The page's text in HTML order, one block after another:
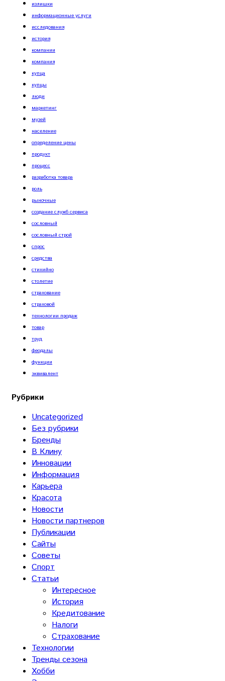
излишки
информационные услуги
исследования
история
компании
компания
купца
купцы
люди
маркетинг
музей
население
определение цены
продукт
процесс
разработка товара
роль
рыночные
создание служб сервиса
сословный
сословный строй
спрос
средства
стихийно
столетие
страхование
страховой
технологии продаж
товар
труд
феодалы
функции
эквивалент
Рубрики
Uncategorized
Без рубрики
Бренды
В Клину
Инновации
Информация
Карьера
Красота
Новости
Новости партнеров
Публикации
Сайты
Советы
Спорт
Статьи
Интересное
История
Кредитование
Налоги
Страхование
Технологии
Тренды сезона
Хобби